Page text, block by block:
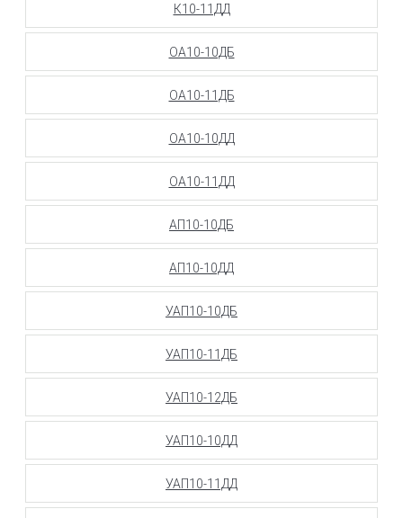
К10-11ДД
ОА10-10ДБ
ОА10-11ДБ
ОА10-10ДД
ОА10-11ДД
АП10-10ДБ
АП10-10ДД
УАП10-10ДБ
УАП10-11ДБ
УАП10-12ДБ
УАП10-10ДД
УАП10-11ДД